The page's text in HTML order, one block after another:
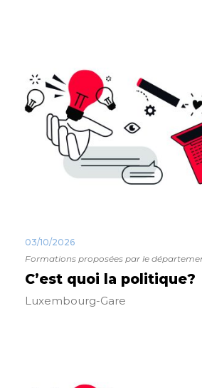
03/10/2026
Formations proposées par le
C’est quoi la politique?
Luxembourg-Gare